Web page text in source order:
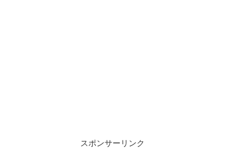
スポンサーリンク